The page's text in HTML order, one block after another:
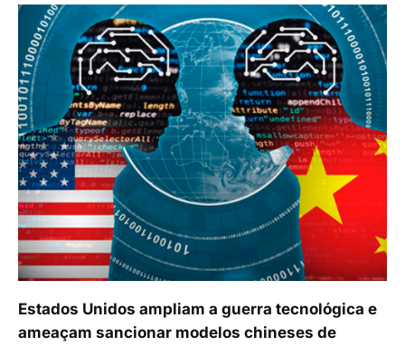
Estados Unidos ampliam a guerra tecnológica e
ameaçam sancionar modelos chineses de